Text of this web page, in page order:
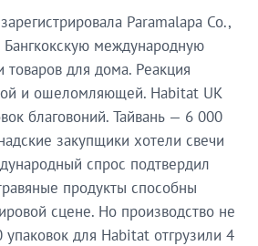
Paramalapa Co.,
международную
товаров для дома. Реакция
и ошеломляющей. Habitat UK
благовоний. Тайвань — 6 000
закупщики хотели свечи
спрос подтвердил
продукты способны
сцене. Но производство не
для Habitat отгрузили 4